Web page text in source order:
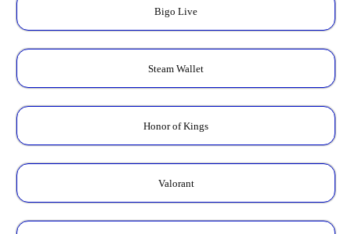
Bigo Live
Steam Wallet
Honor of Kings
Valorant